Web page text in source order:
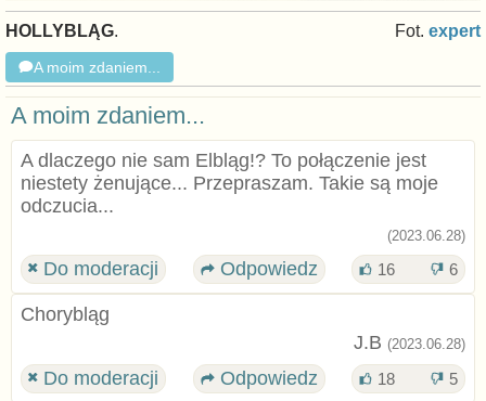
HOLLYBLĄG. Fot.expert
A moim zdaniem...
A moim zdaniem...
A dlaczego nie sam Elbląg!? To połączenie jest
niestety żenujące... Przepraszam. Takie są moje
odczucia...
(2023.06.28)
Do moderacji Odpowiedz 16 6
Chorybląg
J.B (2023.06.28)
Do moderacji Odpowiedz 18 5